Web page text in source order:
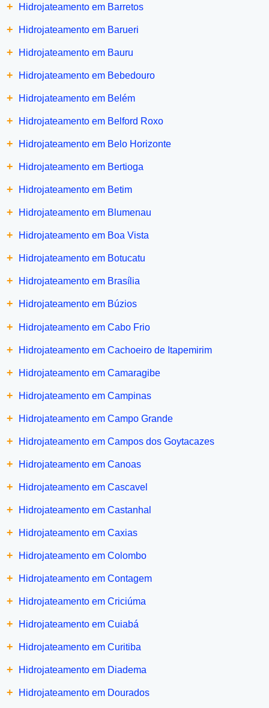
+ Hidrojateamento em Barretos
+ Hidrojateamento em Barueri
+ Hidrojateamento em Bauru
+ Hidrojateamento em Bebedouro
+ Hidrojateamento em Belém
+ Hidrojateamento em Belford Roxo
+ Hidrojateamento em Belo Horizonte
+ Hidrojateamento em Bertioga
+ Hidrojateamento em Betim
+ Hidrojateamento em Blumenau
+ Hidrojateamento em Boa Vista
+ Hidrojateamento em Botucatu
+ Hidrojateamento em Brasília
+ Hidrojateamento em Búzios
+ Hidrojateamento em Cabo Frio
+ Hidrojateamento em Cachoeiro de Itapemirim
+ Hidrojateamento em Camaragibe
+ Hidrojateamento em Campinas
+ Hidrojateamento em Campo Grande
+ Hidrojateamento em Campos dos Goytacazes
+ Hidrojateamento em Canoas
+ Hidrojateamento em Cascavel
+ Hidrojateamento em Castanhal
+ Hidrojateamento em Caxias
+ Hidrojateamento em Colombo
+ Hidrojateamento em Contagem
+ Hidrojateamento em Criciúma
+ Hidrojateamento em Cuiabá
+ Hidrojateamento em Curitiba
+ Hidrojateamento em Diadema
+ Hidrojateamento em Dourados